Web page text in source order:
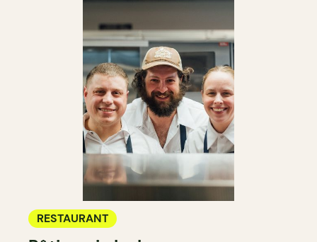
RESTAURANT